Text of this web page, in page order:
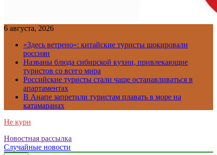
6 августа, 2026
«Здесь ветрено»: китайские туристы шокировали
россиян
Названы блюда сибирской кухни, привлекающие
туристов со всего мира
Российские туристы стали чаще останавливаться в
апартаментах
В Анапе запретили туристам плавать в море на
катамаранах
Не кури
Новостная рассылка
Случайные новости